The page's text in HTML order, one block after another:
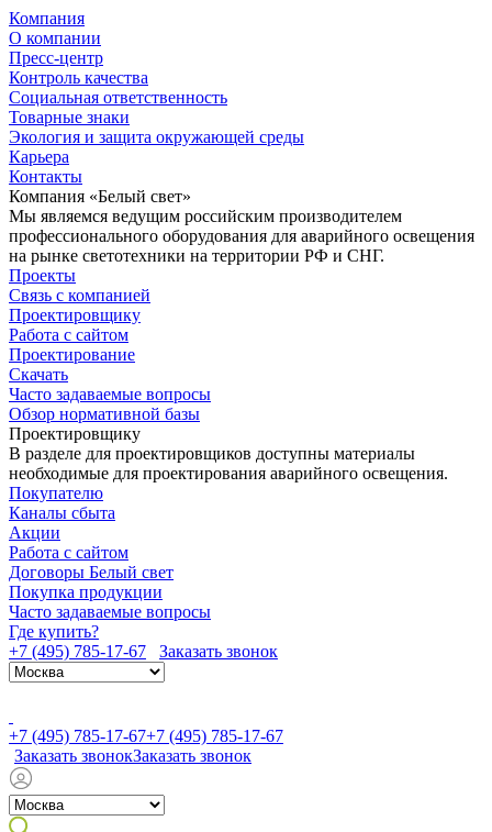
Компания
О компании
Пресс-центр
Контроль качества
Социальная ответственность
Товарные знаки
Экология и защита окружающей среды
Карьера
Контакты
Компания «Белый свет»
Мы являемся ведущим российским производителем
профессионального оборудования для аварийного освещения
на рынке светотехники на территории РФ и СНГ.
Проекты
Связь с компанией
Проектировщику
Работа с сайтом
Проектирование
Скачать
Часто задаваемые вопросы
Обзор нормативной базы
Проектировщику
В разделе для проектировщиков доступны материалы
необходимые для проектирования аварийного освещения.
Покупателю
Каналы сбыта
Акции
Работа с сайтом
Договоры Белый свет
Покупка продукции
Часто задаваемые вопросы
Где купить?
+7 (495) 785-17-67
Заказать звонок
+7 (495) 785-17-67+7 (495) 785-17-67
Заказать звонокЗаказать звонок